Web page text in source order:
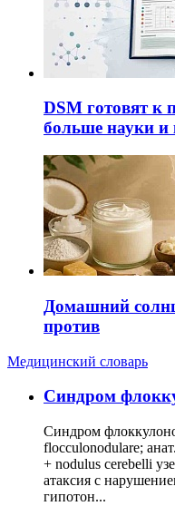
DSM готовят к
больше науки и
Домашний
против
Медицинский словарь
Cиндром
Синдром
flocculonodulare;
+ nodulus cerebelli
атаксия с
гипотон...